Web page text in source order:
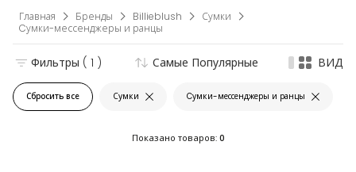
Главная Бренды Billieblush
Сумки
Cумки-мессенджеры и ранцы
Сбросить все Сумки Cумки-мессенджеры и ранцы
Фильтры ( 1 ) Самые Популярные ВИД
Показано товаров:0